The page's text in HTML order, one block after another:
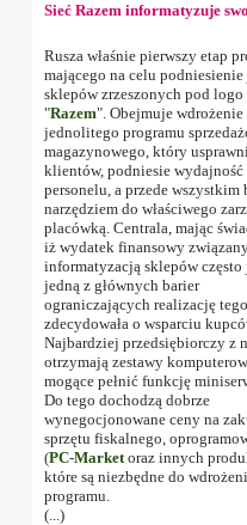
Sieć Razem informatyzuje
Rusza właśnie pierwszy etap
mającego na celu
sklepów zrzeszonych pod logo
"Razem". Obejmuje wdrożenie
jednolitego programu
magazynowego, który
klientów, podniesie wydajność
personelu, a przede wszystkim
narzędziem do właściwego
placówką. Centrala, mając
iż wydatek finansowy
informatyzacją sklepów często
jedną z głównych barier
ograniczających realizację
zdecydowała o wsparciu
Najbardziej przedsiębiorczy z
otrzymają zestawy
mogące pełnić funkcję
Do tego dochodzą dobrze
wynegocjonowane ceny na
sprzętu fiskalnego,
(PC-Market oraz innych
które są niezbędne do
programu.
(...)